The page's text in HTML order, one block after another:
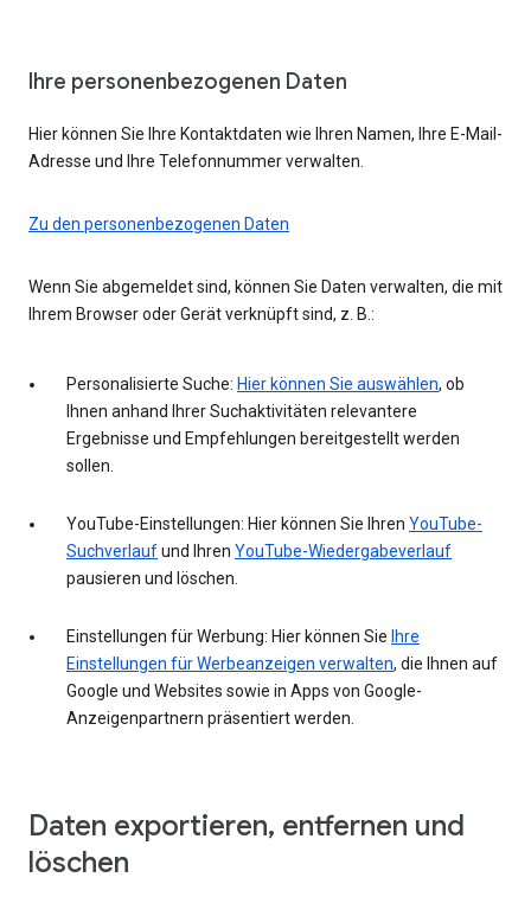
Ihre personenbezogenen Daten
Hier können Sie Ihre Kontaktdaten wie Ihren Namen, Ihre E-Mail-
Adresse und Ihre Telefonnummer verwalten.
Zu den personenbezogenen Daten
Wenn Sie abgemeldet sind, können Sie Daten verwalten, die mit
Ihrem Browser oder Gerät verknüpft sind, z. B.:
Personalisierte Suche: Hier können Sie auswählen, ob
Ihnen anhand Ihrer Suchaktivitäten relevantere
Ergebnisse und Empfehlungen bereitgestellt werden
sollen.
YouTube-Einstellungen: Hier können Sie Ihren YouTube-
Suchverlaufund Ihren YouTube-Wiedergabeverlauf
pausieren und löschen.
Einstellungen für Werbung: Hier können Sie Ihre
Einstellungen für Werbeanzeigen verwalten, die Ihnen auf
Google und Websites sowie in Apps von Google-
Anzeigenpartnern präsentiert werden.
Daten exportieren, entfernen und
löschen